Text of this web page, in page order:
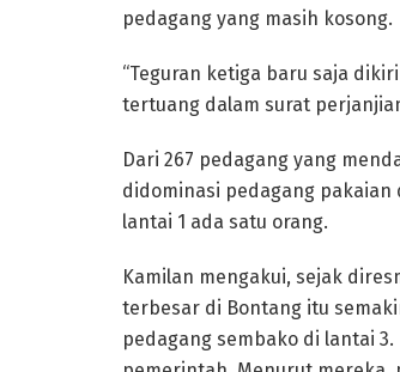
pedagang yang masih kosong.
“Teguran ketiga baru saja
tertuang dalam surat
Dari 267 pedagang yang
didominasi pedagang pakaian
lantai 1 ada satu orang.
Kamilan mengakui, sejak
terbesar di Bontang itu
pedagang sembako di lantai